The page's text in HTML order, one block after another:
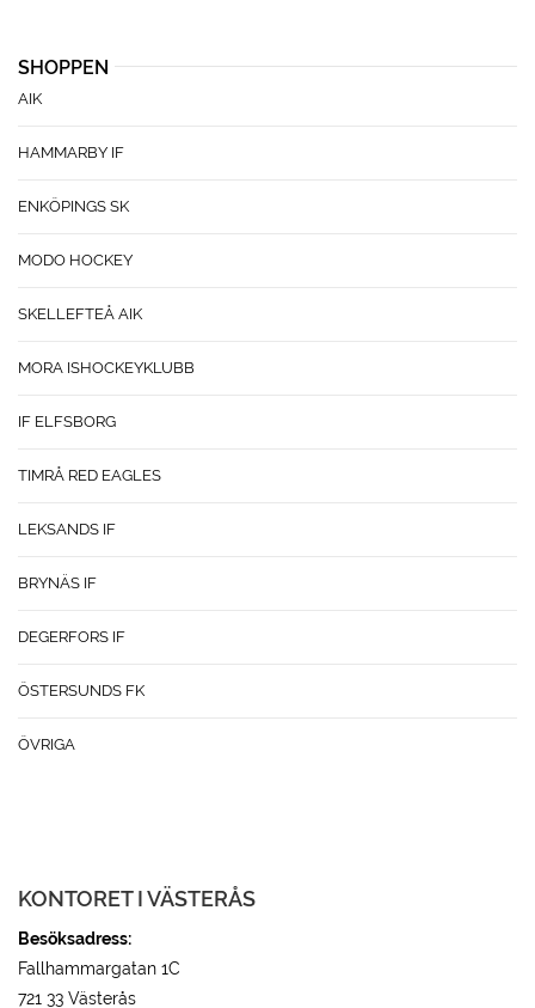
SHOPPEN
AIK
HAMMARBY IF
ENKÖPINGS SK
MODO HOCKEY
SKELLEFTEÅ AIK
MORA ISHOCKEYKLUBB
IF ELFSBORG
TIMRÅ RED EAGLES
LEKSANDS IF
BRYNÄS IF
DEGERFORS IF
ÖSTERSUNDS FK
ÖVRIGA
KONTORET I VÄSTERÅS
Besöksadress:
Fallhammargatan 1C
721 33 Västerås